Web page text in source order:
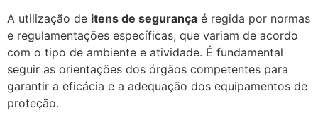
A utilização de itens de segurança é regida por normas
e regulamentações específicas, que variam de acordo
com o tipo de ambiente e atividade. É fundamental
seguir as orientações dos órgãos competentes para
garantir a eficácia e a adequação dos equipamentos de
proteção.